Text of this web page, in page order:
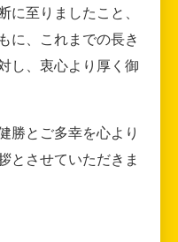
に至りましたこと、
に、これまでの長き
し、衷心より厚く御
勝とご多幸を心より
とさせていただきま